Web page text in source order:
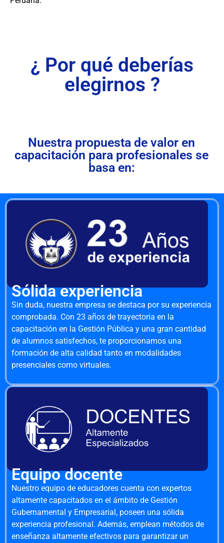
¿ Por qué deberías
elegirnos ?
Nuestra propuesta de valor en
capacitación para profesionales se
basa en:
Sólida experiencia
Sin duda, nuestra empresa se destaca por su experiencia
comprobada. Con 23 años de trayectoria en la
capacitación en la Gestión Pública y una gran cantidad
de alumnos satisfechos, te proporcionamos una
formación de alta calidad tanto en modalidades
presenciales como virtuales.
Equipo docente
Nuestro equipo de educadores cuenta con expertos
altamente capacitados en el ámbito de Gestión
Gubernamental y Empresarial, poseen una sólida
experiencia profesional. Además, emplean métodos de
enseñanza altamente efectivos para garantizar un